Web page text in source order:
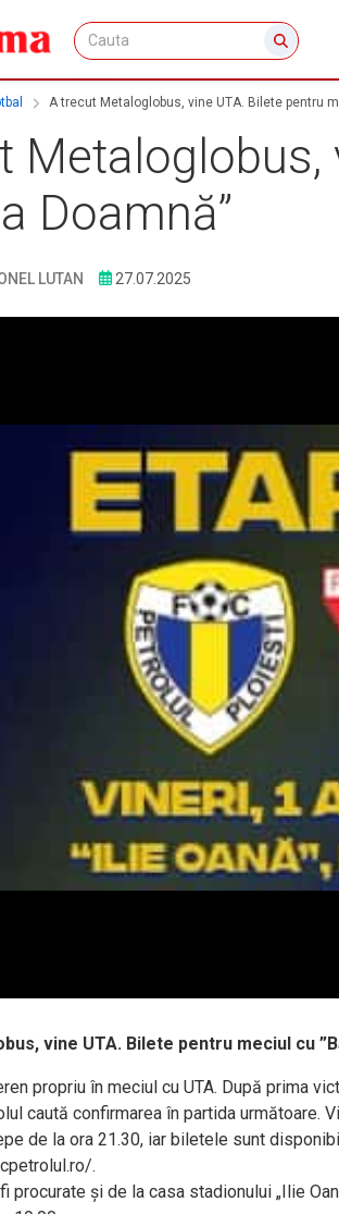
A trecut Metaloglobus, vine UTA. Bilete pentru
Metaloglobus,
Doamnă”
LUTAN 27.07.2025
vine UTA. Bilete pentru meciul cu
propriu în meciul cu UTA. După prima
caută confirmarea în partida următoare.
de la ora 21.30, iar biletele sunt
.
procurate și de la casa stadionului „Ilie